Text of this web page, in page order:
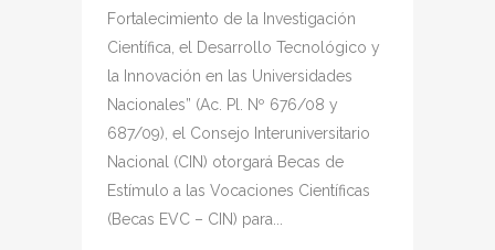
Fortalecimiento de la Investigación
Científica, el Desarrollo Tecnológico y
la Innovación en las Universidades
Nacionales” (Ac. Pl. Nº 676/08 y
687/09), el Consejo Interuniversitario
Nacional (CIN) otorgará Becas de
Estímulo a las Vocaciones Científicas
(Becas EVC – CIN) para...